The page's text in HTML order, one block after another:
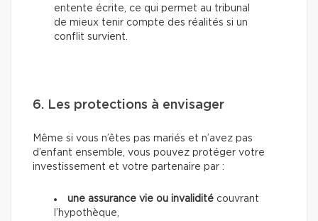
entente écrite, ce qui permet au tribunal
de mieux tenir compte des réalités si un
conflit survient.
6. Les protections à envisager
Même si vous n’êtes pas mariés et n’avez pas
d’enfant ensemble, vous pouvez protéger votre
investissement et votre partenaire par :
une assurance vie ou invalidité couvrant
l’hypothèque,